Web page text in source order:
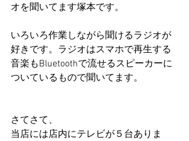
オを聞いてます塚本です。
いろいろ作業しながら聞けるラジオが
好きです。ラジオはスマホで再生する
音楽もBluetoothで流せるスピーカーに
ついているもので聞いてます。
さてさて、
当店には店内にテレビが５台ありま